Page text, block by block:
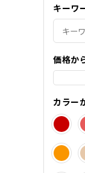
キーワ
価格か
カラー